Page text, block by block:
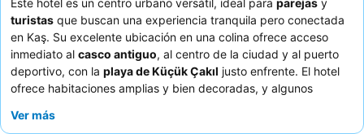
Este hotel es un centro urbano versátil, ideal para parejas y
turistas que buscan una experiencia tranquila pero conectada
en Kaş. Su excelente ubicación en una colina ofrece acceso
inmediato al casco antiguo, al centro de la ciudad y al puerto
deportivo, con la playa de Küçük Çakıl justo enfrente. El hotel
ofrece habitaciones amplias y bien decoradas, y algunos
básicosy opciones de entretenimiento como YouTube y Netflix.
Ver más